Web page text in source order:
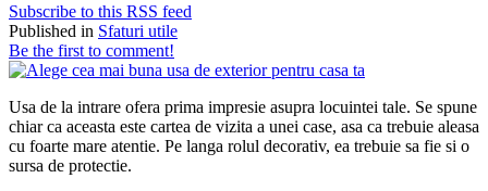
Subscribe to this RSS feed
Published in Sfaturi utile
Be the first to comment!
Usa de la intrare ofera prima impresie asupra locuintei tale. Se spune
chiar ca aceasta este cartea de vizita a unei case, asa ca trebuie aleasa
cu foarte mare atentie. Pe langa rolul decorativ, ea trebuie sa fie si o
sursa de protectie.